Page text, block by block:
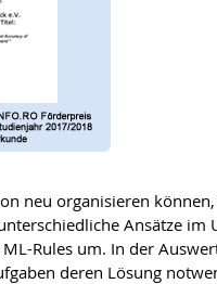
neu organisieren
Ansätze
Rules um. In der
deren Lösung